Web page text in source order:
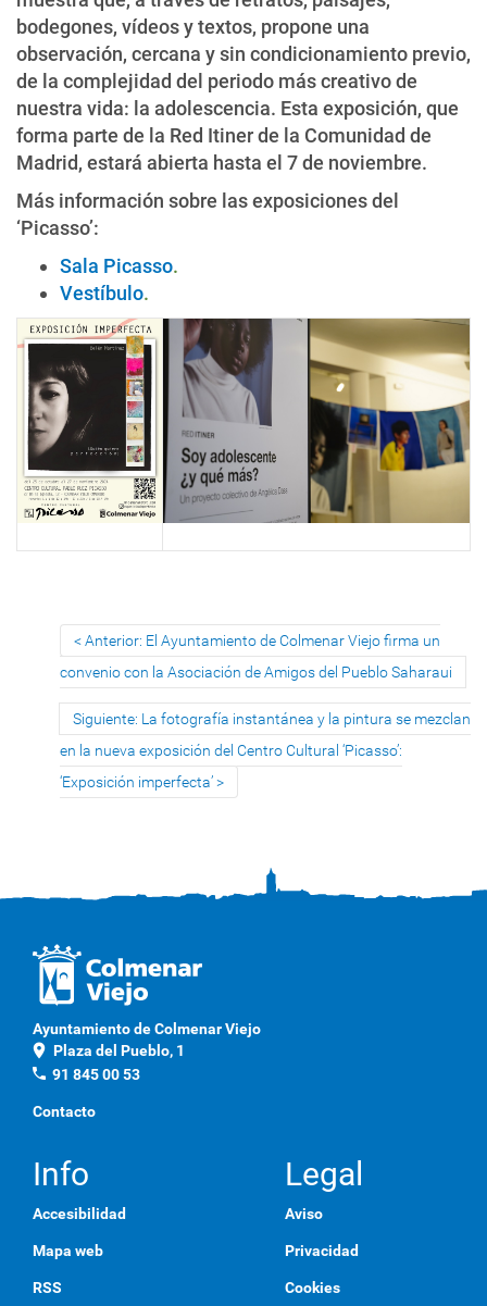
bodegones, vídeos y textos, propone una
observación, cercana y sin condicionamiento previo,
de la complejidad del periodo más creativo de
nuestra vida: la adolescencia. Esta exposición, que
forma parte de la Red Itiner de la Comunidad de
Madrid, estará abierta hasta el 7 de noviembre.
Más información sobre las exposiciones del
‘Picasso’:
Sala Picasso.
Vestíbulo.
Anterior: El Ayuntamiento de Colmenar Viejo firma un
convenio con la Asociación de Amigos del Pueblo Saharaui
Siguiente: La fotografía instantánea y la pintura se mezclan
en la nueva exposición del Centro Cultural ‘Picasso’:
‘Exposición imperfecta’
Ayuntamiento de Colmenar Viejo
location_on Plaza del Pueblo, 1
phone 91 845 00 53
Contacto
Info
Accesibilidad
Mapa web
RSS
Legal
Aviso
Privacidad
Cookies